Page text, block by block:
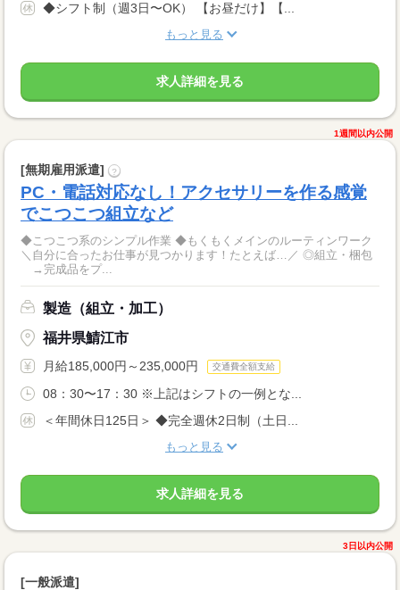
◆シフト制（週3日〜OK） 【お昼だけ】【...
もっと見る
求人詳細を見る
1週間以内公開
[無期雇用派遣] ?
PC・電話対応なし！アクセサリーを作る感覚
でこつこつ組立など
◆こつこつ系のシンプル作業 ◆もくもくメインのルーティンワーク
＼自分に合ったお仕事が見つかります！たとえば…／ ◎組立・梱包
→完成品をプ...
製造（組立・加工）
福井県鯖江市
月給185,000円～235,000円 交通費全額支給
08：30〜17：30 ※上記はシフトの一例とな...
＜年間休日125日＞ ◆完全週休2日制（土日...
もっと見る
求人詳細を見る
3日以内公開
[一般派遣]